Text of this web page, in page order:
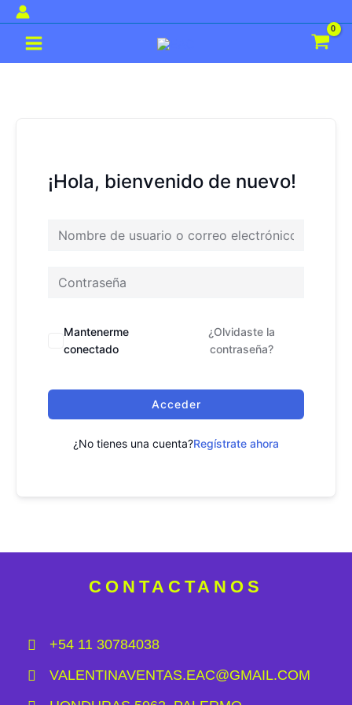
al
contenido
Main
¡Hola, bienvenido de nuevo!
Mantenerme
conectado
¿Olvidaste la
contraseña?
Acceder
¿No tienes una cuenta?Regístrate ahora
CONTACTANOS
+54 11 30784038
VALENTINAVENTAS.EAC@GMAIL.COM